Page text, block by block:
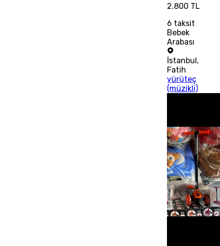
2.800 TL
6 taksit
Bebek
Arabası
İstanbul,
Fatih
yürüteç
(müzikli)